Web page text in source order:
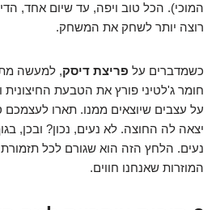
המוכי). הכל טוב ויפה, עד שיום אחד,
רוצה יותר לשחק את המשחק.
כשמדברים על פריצת דיסק, למעשה
חומר ג'לטיני פורץ את הטבעת
על עצבים שיוצאים ממנו. תארו לעצמכם
יצאה לה החוצה. לא נעים, נכון? ובכן,
נעים. הלחץ הזה הוא שגורם לכל
המוזרות שאנחנו חווים.